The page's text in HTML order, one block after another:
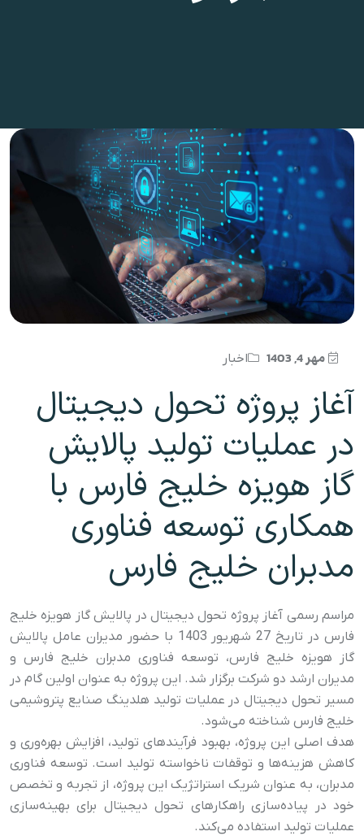
مهر 4, 1403 اخبار
آغاز پروژه تحول دیجیتال
در عملیات تولید پالایش
گاز هویزه خلیج فارس با
همکاری توسعه فناوری
مدبران خلیج فارس
مراسم رسمی آغاز پروژه تحول دیجیتال در پالایش گاز هویزه خلیج
فارس در تاریخ 27 شهریور 1403 با حضور مدیران عامل پالایش
گاز هویزه خلیج فارس، توسعه فناوری مدبران خلیج فارس و
مدیران ارشد دو شرکت برگزار شد. این پروژه به عنوان اولین گام در
مسیر تحول دیجیتال در عملیات تولید هلدینگ صنایع پتروشیمی
خلیج فارس شناخته می‌شود.
هدف اصلی این پروژه، بهبود فرآیندهای تولید، افزایش بهره‌وری و
کاهش هزینه‌ها و توقفات ناخواسته تولید است. توسعه فناوری
مدبران، به عنوان شریک استراتژیک این پروژه، از تجربه و تخصص
خود در پیاده‌سازی راهکارهای تحول دیجیتال برای بهینه‌سازی
عملیات تولید استفاده می‌کند.